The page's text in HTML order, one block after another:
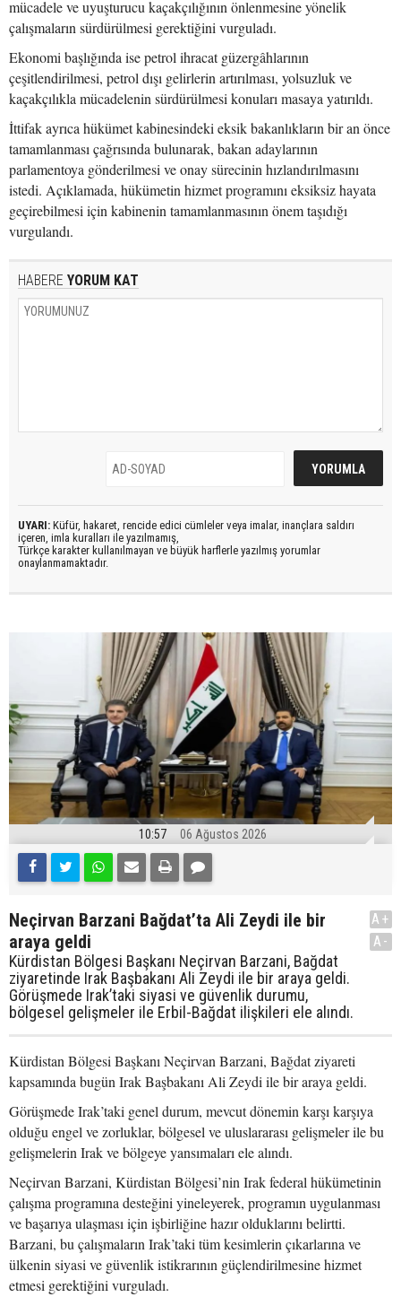
mücadele ve uyuşturucu kaçakçılığının önlenmesine yönelik
çalışmaların sürdürülmesi gerektiğini vurguladı.
Ekonomi başlığında ise petrol ihracat güzergâhlarının
çeşitlendirilmesi, petrol dışı gelirlerin artırılması, yolsuzluk ve
kaçakçılıkla mücadelenin sürdürülmesi konuları masaya yatırıldı.
İttifak ayrıca hükümet kabinesindeki eksik bakanlıkların bir an önce
tamamlanması çağrısında bulunarak, bakan adaylarının
parlamentoya gönderilmesi ve onay sürecinin hızlandırılmasını
istedi. Açıklamada, hükümetin hizmet programını eksiksiz hayata
geçirebilmesi için kabinenin tamamlanmasının önem taşıdığı
vurgulandı.
HABERE YORUM KAT
UYARI: Küfür, hakaret, rencide edici cümleler veya imalar, inançlara saldırı
içeren, imla kuralları ile yazılmamış,
Türkçe karakter kullanılmayan ve büyük harflerle yazılmış yorumlar
onaylanmamaktadır.
10:57 06 Ağustos 2026
Neçirvan Barzani Bağdat’ta Ali Zeydi ile bir
araya geldi
Kürdistan Bölgesi Başkanı Neçirvan Barzani, Bağdat
ziyaretinde Irak Başbakanı Ali Zeydi ile bir araya geldi.
Görüşmede Irak’taki siyasi ve güvenlik durumu,
bölgesel gelişmeler ile Erbil-Bağdat ilişkileri ele alındı.
A+
A-
Kürdistan Bölgesi Başkanı Neçirvan Barzani, Bağdat ziyareti
kapsamında bugün Irak Başbakanı Ali Zeydi ile bir araya geldi.
Görüşmede Irak’taki genel durum, mevcut dönemin karşı karşıya
olduğu engel ve zorluklar, bölgesel ve uluslararası gelişmeler ile bu
gelişmelerin Irak ve bölgeye yansımaları ele alındı.
Neçirvan Barzani, Kürdistan Bölgesi’nin Irak federal hükümetinin
çalışma programına desteğini yineleyerek, programın uygulanması
ve başarıya ulaşması için işbirliğine hazır olduklarını belirtti.
Barzani, bu çalışmaların Irak’taki tüm kesimlerin çıkarlarına ve
ülkenin siyasi ve güvenlik istikrarının güçlendirilmesine hizmet
etmesi gerektiğini vurguladı.